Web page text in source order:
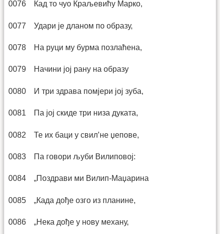
0076 Кад то чуо Краљевићу Марко,
0077 Удари је дланом по образу,
0078 На руци му бурма позлаћена,
0079 Начини јој рану на образу
0080 И три здрава помјери јој зуба,
0081 Па јој скиде три низа дуката,
0082 Те их баци у свил’не џепове,
0083 Па говори љуби Вилиповој:
0084 „Поздрави ми Вилип-Маџарина
0085 „Када дође озго из планине,
0086 „Нека дође у нову механу,